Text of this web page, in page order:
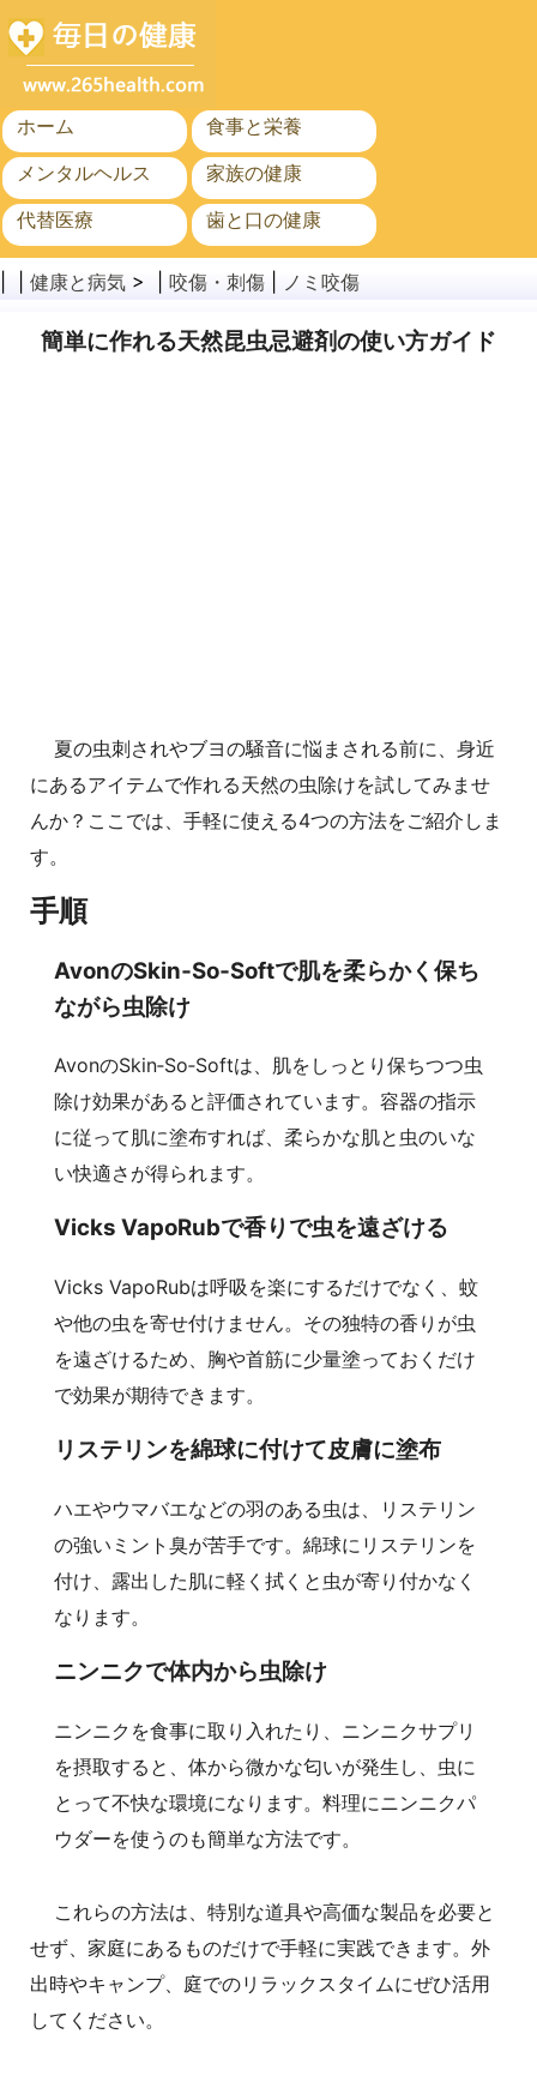
ホーム
食事と栄養
メンタルヘルス
家族の健康
代替医療
歯と口の健康
がん
公衆衛生
健康と病気 > | 咬傷・刺傷 ノミ咬傷
簡単に作れる天然昆虫忌避剤の使い方ガイド
夏の虫刺されやブヨの騒音に悩まされる前に、身近
にあるアイテムで作れる天然の虫除けを試してみませ
んか？ここでは、手軽に使える4つの方法をご紹介しま
す。
手順
AvonのSkin‑So‑Softで肌を柔らかく保ち
ながら虫除け
AvonのSkin‑So‑Softは、肌をしっとり保ちつつ虫
除け効果があると評価されています。容器の指示
に従って肌に塗布すれば、柔らかな肌と虫のいな
い快適さが得られます。
Vicks VapoRubで香りで虫を遠ざける
Vicks VapoRubは呼吸を楽にするだけでなく、蚊
や他の虫を寄せ付けません。その独特の香りが虫
を遠ざけるため、胸や首筋に少量塗っておくだけ
で効果が期待できます。
リステリンを綿球に付けて皮膚に塗布
ハエやウマバエなどの羽のある虫は、リステリン
の強いミント臭が苦手です。綿球にリステリンを
付け、露出した肌に軽く拭くと虫が寄り付かなく
なります。
ニンニクで体内から虫除け
ニンニクを食事に取り入れたり、ニンニクサプリ
を摂取すると、体から微かな匂いが発生し、虫に
とって不快な環境になります。料理にニンニクパ
ウダーを使うのも簡単な方法です。
これらの方法は、特別な道具や高価な製品を必要と
せず、家庭にあるものだけで手軽に実践できます。外
出時やキャンプ、庭でのリラックスタイムにぜひ活用
してください。